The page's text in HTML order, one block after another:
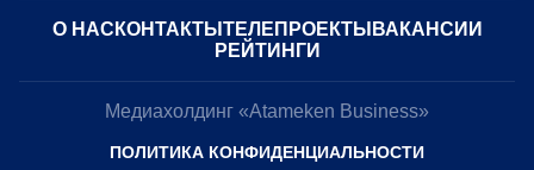
О НАС КОНТАКТЫ ТЕЛЕПРОЕКТЫ ВАКАНСИИ
РЕЙТИНГИ
Медиахолдинг «Atameken Business»
ПОЛИТИКА КОНФИДЕНЦИАЛЬНОСТИ